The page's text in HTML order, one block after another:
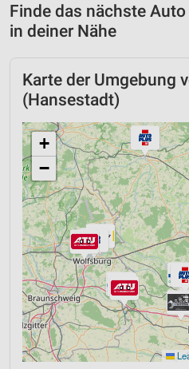
Finde das nächste
in deiner Nähe
Karte der Umgebung
(Hansestadt)
+
−